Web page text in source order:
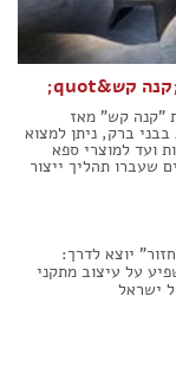
"קנה קש" מאז
ברק, ניתן למצוא
ועד למוצרי ספא
שעברו תהליך ייצור
יוצא לדרך:
על עיצוב מתקני
ישראל